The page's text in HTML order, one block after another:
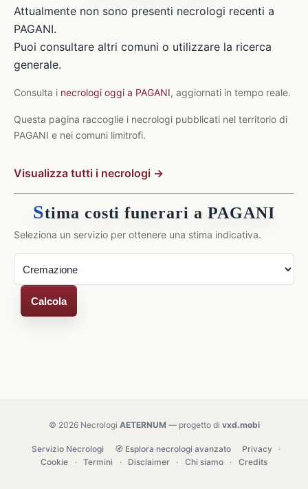
Attualmente non sono presenti necrologi recenti a
PAGANI.
Puoi consultare altri comuni o utilizzare la ricerca
generale.
Consulta i necrologi oggi a PAGANI, aggiornati in tempo reale.
Questa pagina raccoglie i necrologi pubblicati nel territorio di
PAGANI e nei comuni limitrofi.
Visualizza tutti i necrologi →
Stima costi funerari a PAGANI
Seleziona un servizio per ottenere una stima indicativa.
Calcola
© 2026 Necrologi AETERNUM— progetto di vxd.mobi
Servizio Necrologi 🧭 Esplora necrologi avanzato Privacy
·
Cookie
· Termini · Disclaimer · Chi siamo · Credits